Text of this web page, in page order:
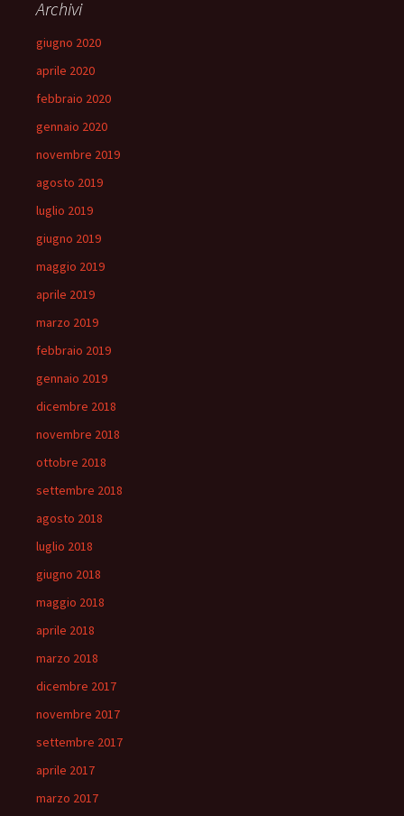
Archivi
giugno 2020
aprile 2020
febbraio 2020
gennaio 2020
novembre 2019
agosto 2019
luglio 2019
giugno 2019
maggio 2019
aprile 2019
marzo 2019
febbraio 2019
gennaio 2019
dicembre 2018
novembre 2018
ottobre 2018
settembre 2018
agosto 2018
luglio 2018
giugno 2018
maggio 2018
aprile 2018
marzo 2018
dicembre 2017
novembre 2017
settembre 2017
aprile 2017
marzo 2017